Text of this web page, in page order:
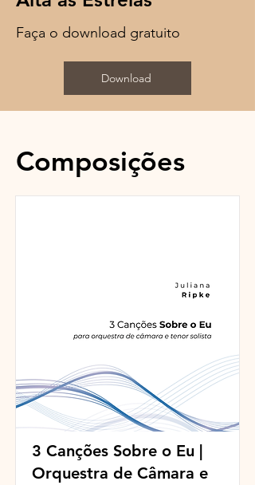
Faça o download gratuito
Download
Composições
3 Canções Sobre o Eu​​ |
Orquestra de Câmara e